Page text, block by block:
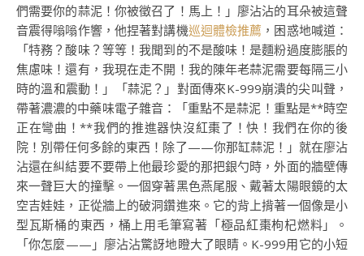
們需要你的蒜泥！你被徵召了！馬上！」廖沾沾的耳朵被這聲
音震得嗡嗡作響，他捏著對講機巡迴體檢推薦 ，困惑地喊道：
「特務？酸味？等等！我聞到的不是酸味！是麵粉過度膨脹的
焦慮味！還有，我現在走不開！我的陳年老蒜泥需要每隔三小
時的溫和震動！」「蒜泥？」對面傳來K-999崩潰的尖叫聲，
帶著濃濃的中藥味電子雜音：「重點不是蒜泥！重點是**時空
正在彎曲！**我們的推進器快沒紅棗了！快！我們在你的後
院！別帶任何多餘的東西！除了——你那缸蒜泥！」就在廖沾
沾還在糾結要不要帶上他最珍愛的那把銀勺時，外面的牆壁傳
來一聲巨大的撞擊。一個穿著黑色燕尾服、戴著太陽眼鏡的太
空吉娃娃，正從牆上的破洞鑽進來。它的背上揹著一個像是小
型瓦斯桶的東西，桶上用毛筆寫著「極品紅棗枸杞燃料」。
「你怎麼——」廖沾沾驚訝地瞪大了眼睛。K-999用它的小短